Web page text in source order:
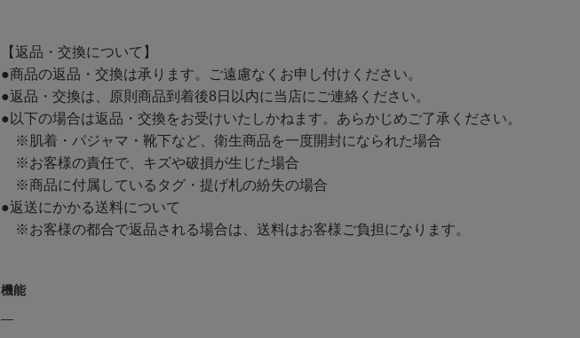
【返品・交換について】
●商品の返品・交換は承ります。ご遠慮なくお申し付けください。
●返品・交換は、原則商品到着後8日以内に当店にご連絡ください。
●以下の場合は返品・交換をお受けいたしかねます。あらかじめご了承ください。
※肌着・パジャマ・靴下など、衛生商品を一度開封になられた場合
※お客様の責任で、キズや破損が生じた場合
※商品に付属しているタグ・提げ札の紛失の場合
●返送にかかる送料について
※お客様の都合で返品される場合は、送料はお客様ご負担になります。
機能
―